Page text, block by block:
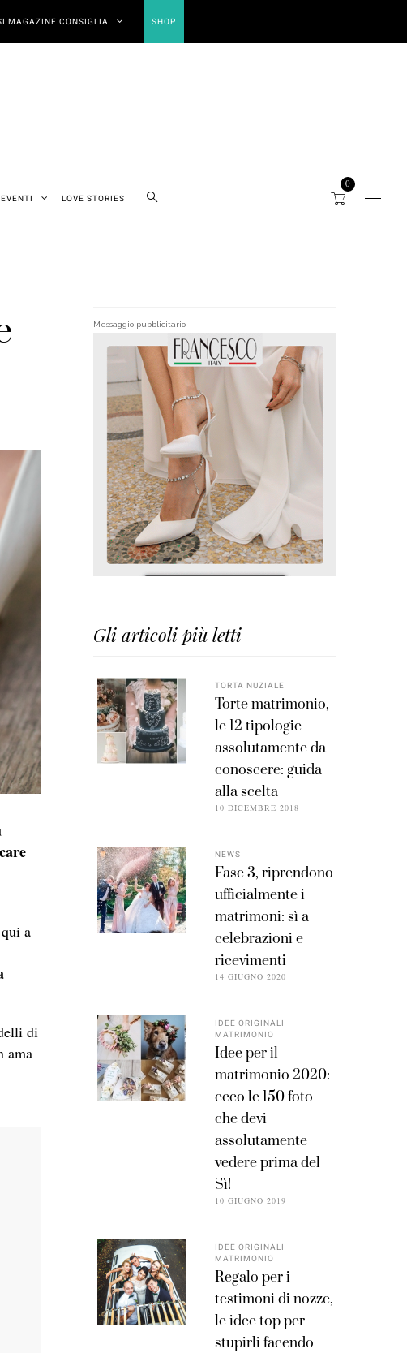
MAGAZINE CONSIGLIA SHOP
EVENTI LOVE STORIES
0
a
di
ama
Messaggio pubblicitario
Gli articoli più letti
TORTA NUZIALE
Torte matrimonio,
le 12 tipologie
assolutamente da
conoscere: guida
alla scelta
10 DICEMBRE 2018
NEWS
Fase 3, riprendono
ufficialmente i
matrimoni: sì a
celebrazioni e
ricevimenti
14 GIUGNO 2020
IDEE ORIGINALI
MATRIMONIO
Idee per il
matrimonio 2020:
ecco le 150 foto
che devi
assolutamente
vedere prima del
Sì!
10 GIUGNO 2019
IDEE ORIGINALI
MATRIMONIO
Regalo per i
testimoni di nozze,
le idee top per
stupirli facendo